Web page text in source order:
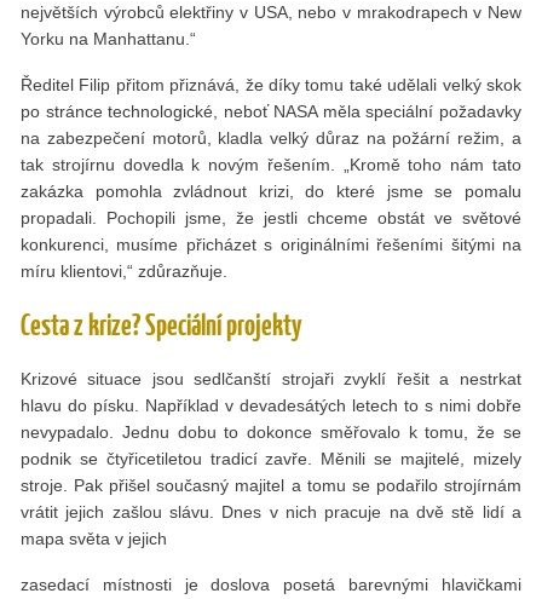
největších výrobců elektřiny v USA, nebo v mrakodrapech v New
Yorku na Manhattanu.“
Ředitel Filip přitom přiznává, že díky tomu také udělali velký skok
po stránce technologické, neboť NASA měla speciální požadavky
na zabezpečení motorů, kladla velký důraz na požární režim, a
tak strojírnu dovedla k novým řešením. „Kromě toho nám tato
zakázka pomohla zvládnout krizi, do které jsme se pomalu
propadali. Pochopili jsme, že jestli chceme obstát ve světové
konkurenci, musíme přicházet s originálními řešeními šitými na
míru klientovi,“ zdůrazňuje.
Cesta z krize? Speciální projekty
Krizové situace jsou sedlčanští strojaři zvyklí řešit a nestrkat
hlavu do písku. Například v devadesátých letech to s nimi dobře
nevypadalo. Jednu dobu to dokonce směřovalo k tomu, že se
podnik se čtyřicetiletou tradicí zavře. Měnili se majitelé, mizely
stroje. Pak přišel současný majitel a tomu se podařilo strojírnám
vrátit jejich zašlou slávu. Dnes v nich pracuje na dvě stě lidí a
mapa světa v jejich
zasedací místnosti je doslova posetá barevnými hlavičkami